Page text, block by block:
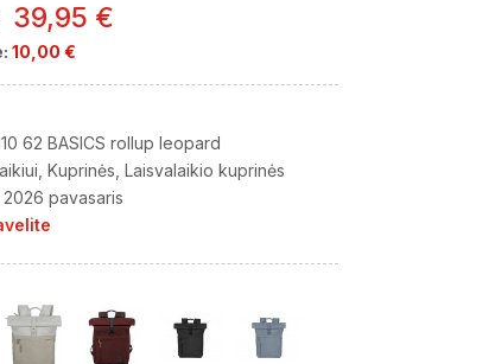
39,95 €
10,00 €
62 BASICS rollup leopard
Kuprinės Laisvalaikio kuprinės
2026 pavasaris